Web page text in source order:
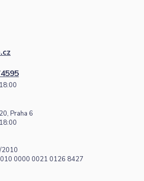
Praha 6
0000 0021 0126 8427